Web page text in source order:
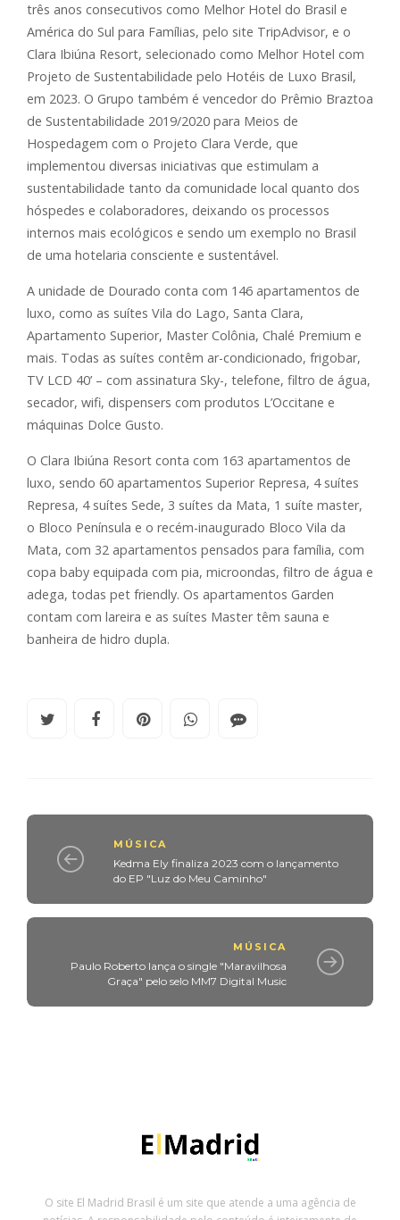
três anos consecutivos como Melhor Hotel do Brasil e
América do Sul para Famílias, pelo site TripAdvisor, e o
Clara Ibiúna Resort, selecionado como Melhor Hotel com
Projeto de Sustentabilidade pelo Hotéis de Luxo Brasil,
em 2023. O Grupo também é vencedor do Prêmio Braztoa
de Sustentabilidade 2019/2020 para Meios de
Hospedagem com o Projeto Clara Verde, que
implementou diversas iniciativas que estimulam a
sustentabilidade tanto da comunidade local quanto dos
hóspedes e colaboradores, deixando os processos
internos mais ecológicos e sendo um exemplo no Brasil
de uma hotelaria consciente e sustentável.
A unidade de Dourado conta com 146 apartamentos de
luxo, como as suítes Vila do Lago, Santa Clara,
Apartamento Superior, Master Colônia, Chalé Premium e
mais. Todas as suítes contêm ar-condicionado, frigobar,
TV LCD 40’ – com assinatura Sky-, telefone, filtro de água,
secador, wifi, dispensers com produtos L’Occitane e
máquinas Dolce Gusto.
O Clara Ibiúna Resort conta com 163 apartamentos de
luxo, sendo 60 apartamentos Superior Represa, 4 suítes
Represa, 4 suítes Sede, 3 suítes da Mata, 1 suíte master,
o Bloco Península e o recém-inaugurado Bloco Vila da
Mata, com 32 apartamentos pensados para família, com
copa baby equipada com pia, microondas, filtro de água e
adega, todas pet friendly. Os apartamentos Garden
contam com lareira e as suítes Master têm sauna e
banheira de hidro dupla.
MÚSICA
Kedma Ely finaliza 2023 com o lançamento
do EP "Luz do Meu Caminho"
MÚSICA
Paulo Roberto lança o single "Maravilhosa
Graça" pelo selo MM7 Digital Music
O site El Madrid Brasil é um site que atende a uma agência de